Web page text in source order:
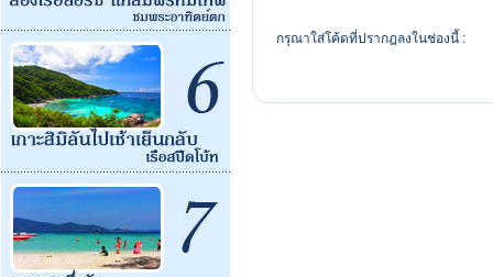
กรุณาใส่โค้ดที่ปรากฎลงในช่องนี้ :